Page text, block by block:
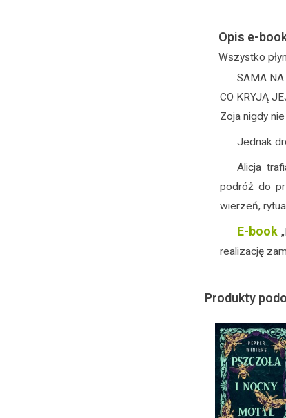
Opis e-
Wszystko
SAMA NA
CO KRYJĄ
Zoja nigdy
Jednak
Alicja
podróż do
wierzeń,
E-book
realizację
Produkty